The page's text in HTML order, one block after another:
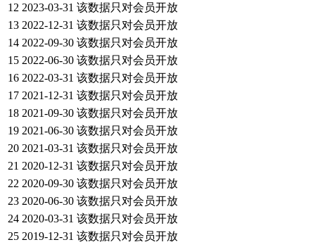
12 2023-03-31 该数据只对会员开放
13 2022-12-31 该数据只对会员开放
14 2022-09-30 该数据只对会员开放
15 2022-06-30 该数据只对会员开放
16 2022-03-31 该数据只对会员开放
17 2021-12-31 该数据只对会员开放
18 2021-09-30 该数据只对会员开放
19 2021-06-30 该数据只对会员开放
20 2021-03-31 该数据只对会员开放
21 2020-12-31 该数据只对会员开放
22 2020-09-30 该数据只对会员开放
23 2020-06-30 该数据只对会员开放
24 2020-03-31 该数据只对会员开放
25 2019-12-31 该数据只对会员开放